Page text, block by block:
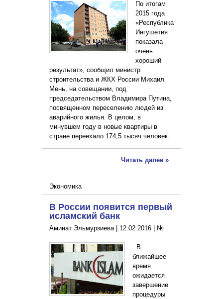
По итогам
2015 года
«Республика
Ингушетия
показала
очень
хороший
результат», сообщил министр
строительства и ЖКХ России Михаил
Мень, на совещании, под
председательством Владимира Путина,
посвященном переселению людей из
аварийного жилья. В целом, в
минувшем году в новые квартиры в
стране переехало 174,5 тысяч человек.
Читать далее »
Экономика
В России появится первый
исламский банк
Аминат Эльмурзиева | 12.02.2016 №
В
ближайшее
время
ожидается
завершение
процедуры